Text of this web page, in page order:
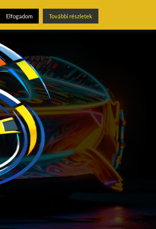
Elfogadom További részletek